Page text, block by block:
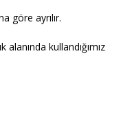
göre ayrılır.
kullandığımız